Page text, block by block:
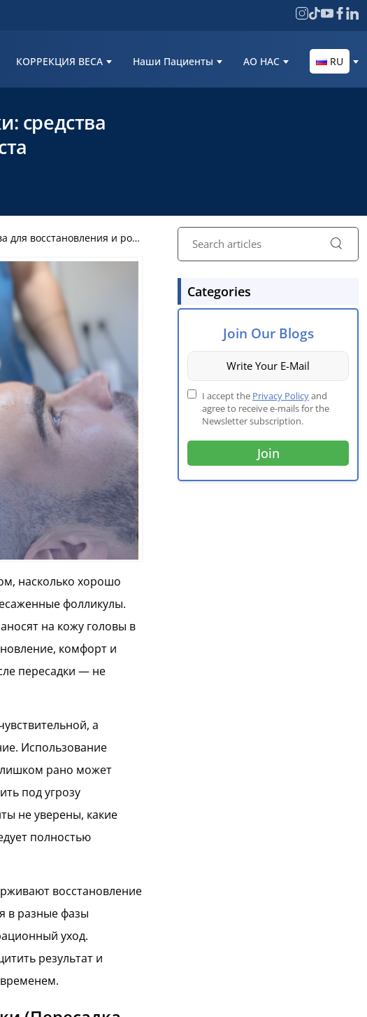
КОРРЕКЦИЯ ВЕСА Наши Пациенты AО НАС RU
средства
восстановления и роста
насколько хорошо
фолликулы.
на кожу головы в
комфорт и
пересадки — не
а
Использование
рано может
под угрозу
не уверены, какие
полностью
восстановление
в разные фазы
уход.
результат и
временем.
Categories
Join Our Blogs
I accept the Privacy Policyand
agree to receive e-mails for the
Newsletter subscription.